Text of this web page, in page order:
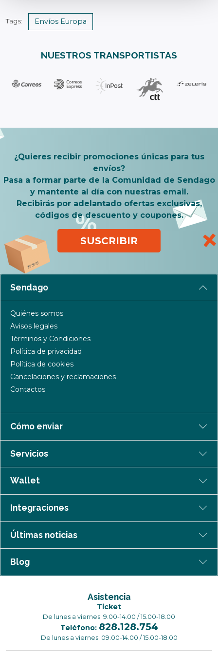
Tags: Envíos Europa
NUESTROS TRANSPORTISTAS
¿Quieres recibir promociones únicas para tus
envíos?
Pasa a formar parte de la Comunidad de Sendago
y mantente al día con nuestras email.
Recibirás por adelantado ofertas exclusivas,
códigos de descuento y coupones.
SUSCRIBIR
Sendago
Quiénes somos
Avisos legales
Términos y Condiciones
Política de privacidad
Política de cookies
Cancelaciones y reclamaciones
Contactos
Cómo enviar
Servicios
Wallet
Integraciones
Últimas noticias
Blog
Asistencia
Ticket
De lunes a viernes: 9.00-14.00 / 15.00-18.00
Teléfono: 828.128.754
De lunes a viernes: 09.00-14.00 / 15.00-18.00